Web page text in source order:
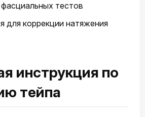
тестов
для коррекции натяжения
инструкция по
тейпа